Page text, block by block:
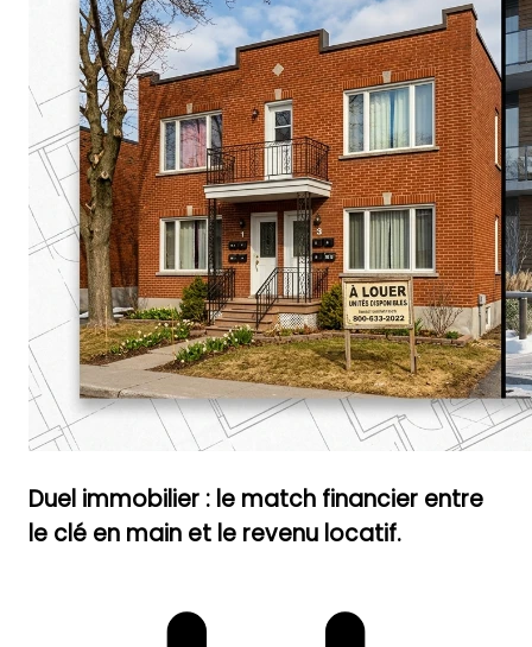
Duel immobilier : le match financier entre
le clé en main et le revenu locatif.